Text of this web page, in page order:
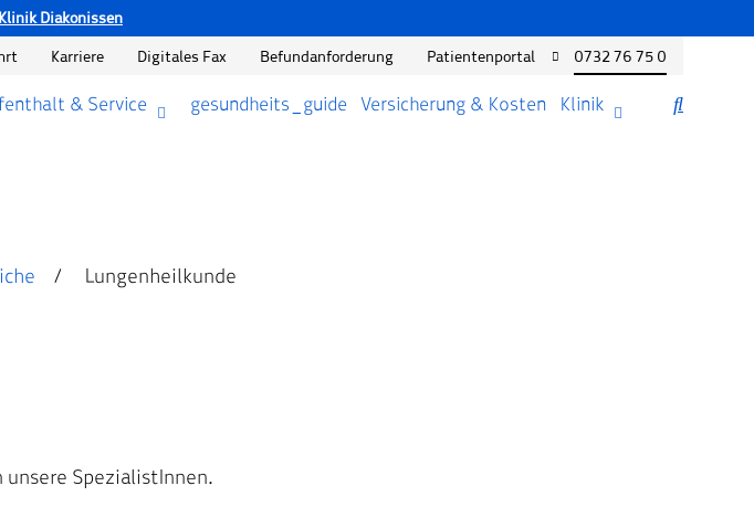
Diakonissen
Karriere Digitales Fax Befundanforderung Patientenportal 0732 76 75 0
& Service gesundheits_guide Versicherung & Kosten Klinik
Lungenheilkunde
SpezialistInnen.